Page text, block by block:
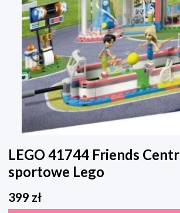
LEGO 41744 Friends
sportowe Lego
399 zł